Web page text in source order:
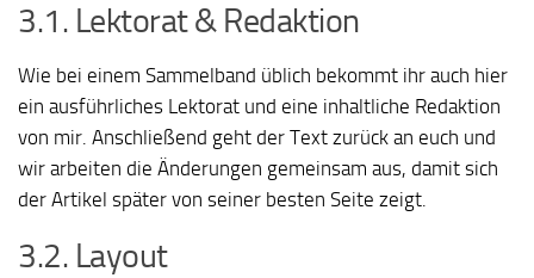
3.1. Lektorat & Redaktion
Wie bei einem Sammelband üblich bekommt ihr auch hier
ein ausführliches Lektorat und eine inhaltliche Redaktion
von mir. Anschließend geht der Text zurück an euch und
wir arbeiten die Änderungen gemeinsam aus, damit sich
der Artikel später von seiner besten Seite zeigt.
3.2. Layout